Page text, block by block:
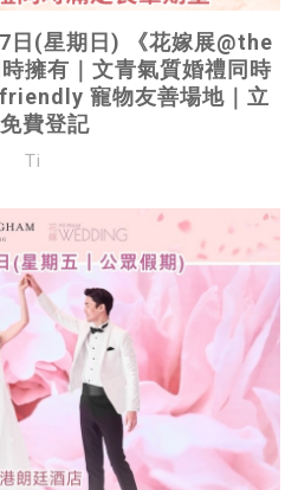
日(星期日) 《花嫁展@the
擁有｜文青氣質婚禮同時
寵物友善場地｜立
費登記
Ti